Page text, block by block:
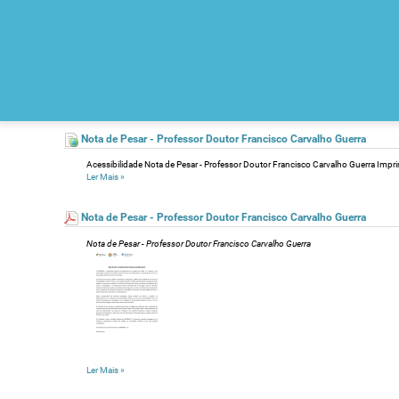
Nota de Pesar - Professor Doutor Francisco Carvalho Guerra
Acessibilidade Nota de Pesar - Professor Doutor Francisco Carvalho Guerra
Ler Mais»
Nota de Pesar - Professor Doutor Francisco Carvalho Guerra
Nota de Pesar - Professor Doutor Francisco Carvalho Guerra
Ler Mais»